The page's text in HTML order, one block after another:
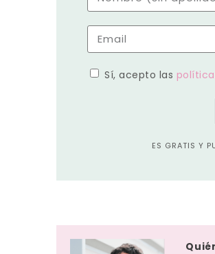
Sí, acepto las
ES GRATIS Y